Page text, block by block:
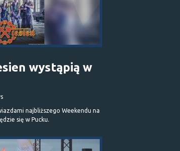
wystąpią w
najbliższego Weekendu na
się w Pucku.